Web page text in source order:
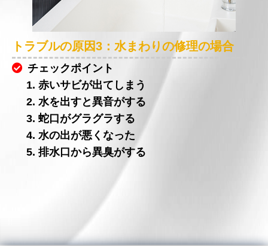
トラブルの原因3：水まわりの修理の場合
チェックポイント
1. 赤いサビが出てしまう
2. 水を出すと異音がする
3. 蛇口がグラグラする
4. 水の出が悪くなった
5. 排水口から異臭がする